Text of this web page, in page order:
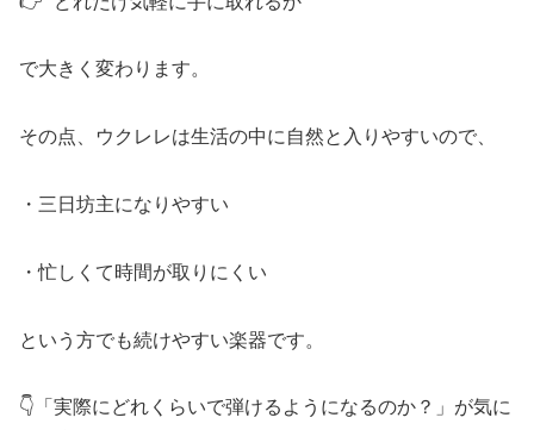
で大きく変わります。
その点、ウクレレは生活の中に自然と入りやすいので、
・三日坊主になりやすい
・忙しくて時間が取りにくい
という方でも続けやすい楽器です。
👇「実際にどれくらいで弾けるようになるのか？」が気に